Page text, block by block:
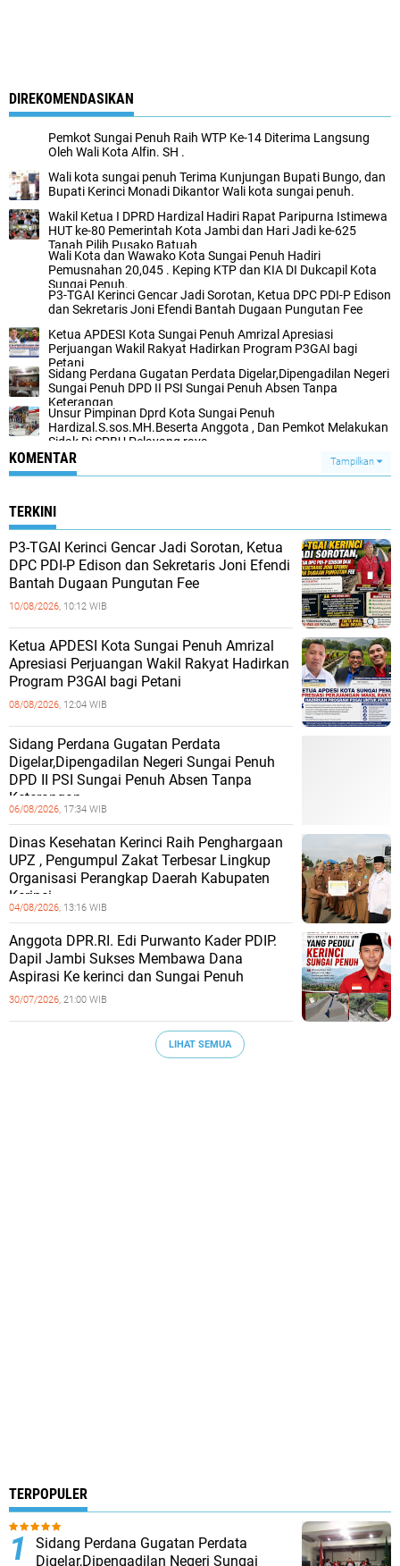
DIREKOMENDASIKAN
Pemkot Sungai Penuh Raih WTP Ke-14 Diterima Langsung
Oleh Wali Kota Alfin. SH .
Wali kota sungai penuh Terima Kunjungan Bupati Bungo, dan
Bupati Kerinci Monadi Dikantor Wali kota sungai penuh.
Wakil Ketua I DPRD Hardizal Hadiri Rapat Paripurna Istimewa
HUT ke-80 Pemerintah Kota Jambi dan Hari Jadi ke-625
Tanah Pilih Pusako Batuah
Wali Kota dan Wawako Kota Sungai Penuh Hadiri
Pemusnahan 20,045 . Keping KTP dan KIA DI Dukcapil Kota
Sungai Penuh.
P3-TGAI Kerinci Gencar Jadi Sorotan, Ketua DPC PDI-P Edison
dan Sekretaris Joni Efendi Bantah Dugaan Pungutan Fee
Ketua APDESI Kota Sungai Penuh Amrizal Apresiasi
Perjuangan Wakil Rakyat Hadirkan Program P3GAI bagi
Petani
Sidang Perdana Gugatan Perdata Digelar,Dipengadilan Negeri
Sungai Penuh DPD II PSI Sungai Penuh Absen Tanpa
Keterangan
Unsur Pimpinan Dprd Kota Sungai Penuh
Hardizal.S.sos.MH.Beserta Anggota , Dan Pemkot Melakukan
Sidak Di SPBU Pelayang raya
KOMENTAR Tampilkan
TERKINI
P3-TGAI Kerinci Gencar Jadi Sorotan, Ketua
DPC PDI-P Edison dan Sekretaris Joni Efendi
Bantah Dugaan Pungutan Fee
10/08/2026, 10:12 WIB
Ketua APDESI Kota Sungai Penuh Amrizal
Apresiasi Perjuangan Wakil Rakyat Hadirkan
Program P3GAI bagi Petani
08/08/2026, 12:04 WIB
Sidang Perdana Gugatan Perdata
Digelar,Dipengadilan Negeri Sungai Penuh
DPD II PSI Sungai Penuh Absen Tanpa
Keterangan
06/08/2026, 17:34 WIB
Dinas Kesehatan Kerinci Raih Penghargaan
UPZ , Pengumpul Zakat Terbesar Lingkup
Organisasi Perangkap Daerah Kabupaten
Kerinci.
04/08/2026, 13:16 WIB
Anggota DPR.RI. Edi Purwanto Kader PDIP.
Dapil Jambi Sukses Membawa Dana
Aspirasi Ke kerinci dan Sungai Penuh
30/07/2026, 21:00 WIB
LIHAT SEMUA
TERPOPULER
Sidang Perdana Gugatan Perdata
Digelar,Dipengadilan Negeri Sungai